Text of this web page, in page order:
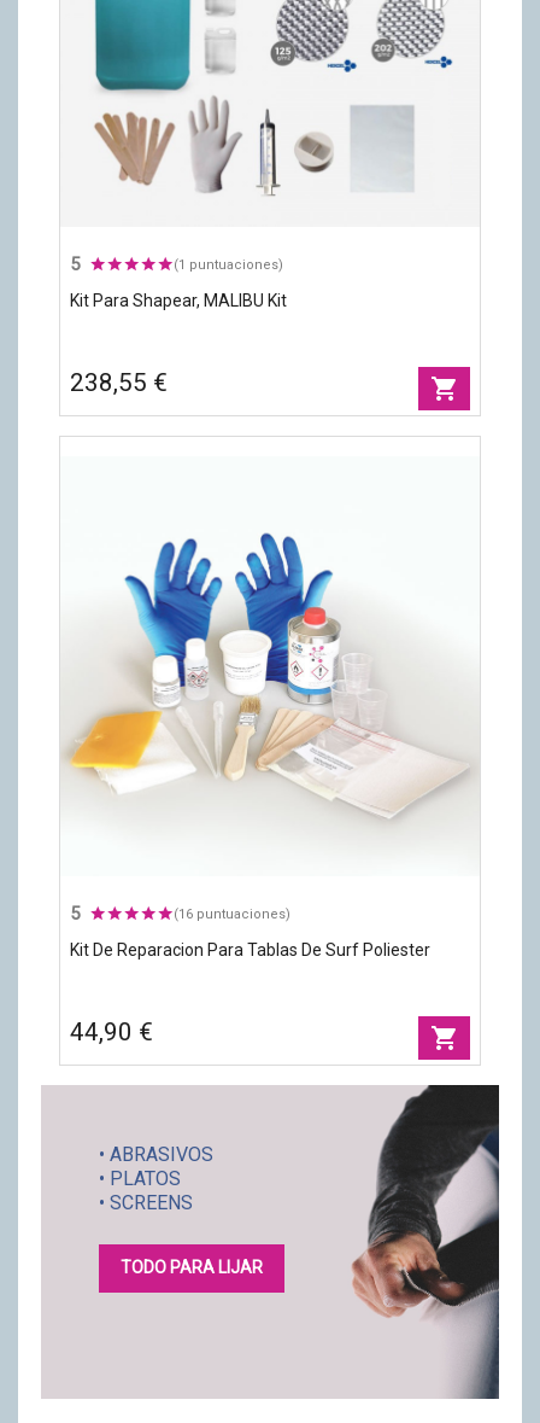
5 (1 puntuaciones)
Kit Para Shapear, MALIBU Kit
238,55 € shopping_cart
5 (16 puntuaciones)
Kit De Reparacion Para Tablas De Surf Poliester
44,90 € shopping_cart
• ABRASIVOS
• PLATOS
• SCREENS
TODO PARA LIJAR